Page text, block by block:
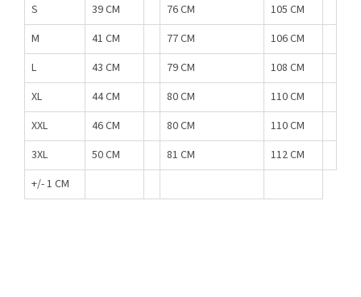
S
39 CM 76 CM
105 CM
M
41 CM 77 CM
106 CM
L
43 CM 79 CM
108 CM
XL
44 CM 80 CM
110 CM
XXL
46 CM 80 CM
110 CM
3XL
50 CM 81 CM
112 CM
+/- 1 CM